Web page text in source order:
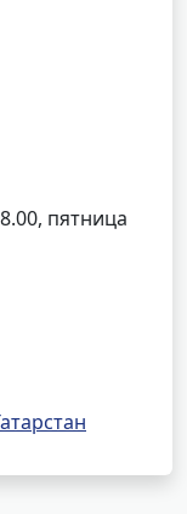
пятница